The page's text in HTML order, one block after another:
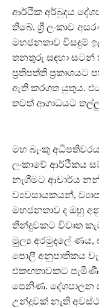
ආර්ථික අර්බුදය
තිබේ. ශ්‍රී ලංකාව
මහජනතාව විසඳුම්
තනතුරු සඳහා සටන්
ප්‍රතිපත්ති ප්‍රකාශයට
ඇති කරගත යුතුය. එය
තවත් ආගාධයට
මහ බැංකු
ලංකාවේ ආර්ථිකය
නැගීමට ආචාර්ය
ව්‍යවසායකයන්,
මහජනතාව ද ඔහු
තීන්දුවකට විවෘත
මුල්‍ය අරමුදලේ
පොලී අනුපාතිකය
එකඟතාවකට
පෙනිණ. දේශපාලන
උන්දුවක් නැති